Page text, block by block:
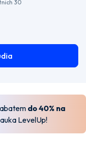
30
do 40% na
LevelUp!